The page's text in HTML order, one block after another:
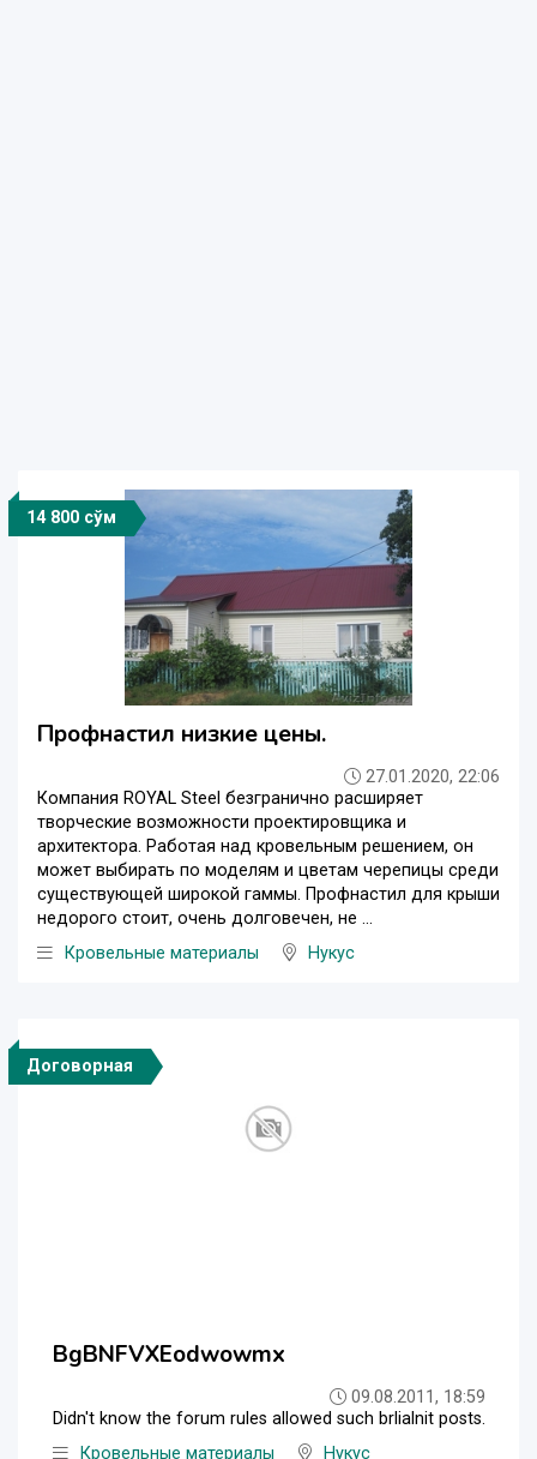
14 800 сўм
Профнастил низкие цены.
27.01.2020, 22:06
Компания ROYAL Steel безгранично расширяет
творческие возможности проектировщика и
архитектора. Работая над кровельным решением, он
может выбирать по моделям и цветам черепицы среди
существующей широкой гаммы. Профнастил для крыши
недорого стоит, очень долговечен, не ...
Кровельные материалы
Нукус
Договорная
BgBNFVXEodwowmx
09.08.2011, 18:59
Didn't know the forum rules allowed such brlialnit posts.
Кровельные материалы
Нукус